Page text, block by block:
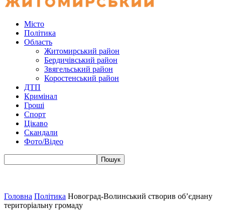
Місто
Політика
Область
Житомирський район
Бердичівський район
Звягельський район
Коростенський район
ДТП
Кримінал
Гроші
Спорт
Цікаво
Скандали
Фото/Відео
Головна Політика Новоград-Волинський створив об’єднану
територіальну громаду